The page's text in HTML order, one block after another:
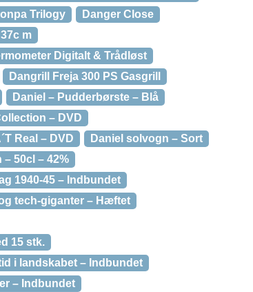
Trilogy
Danger Close
m
Digitalt & Trådløst
Dangrill Freja 300 PS Gasgrill
Daniel – Pudderbørste – Blå
– DVD
Real – DVD
Daniel solvogn – Sort
– 50cl – 42%
1940-45 – Indbundet
tech-giganter – Hæftet
15 stk.
i landskabet – Indbundet
– Indbundet